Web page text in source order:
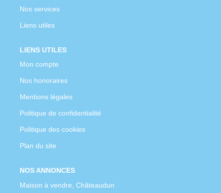
Nos services
Liens utiles
LIENS UTILES
Mon compte
Nos honoraires
Mentions légales
Politique de confidentialité
Politique des cookies
Plan du site
NOS ANNONCES
Maison à vendre, Châteaudun